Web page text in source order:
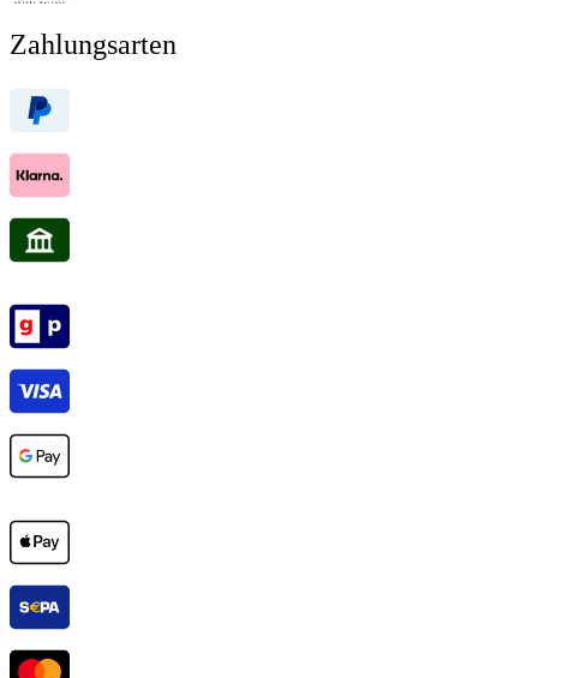
Zahlungsarten